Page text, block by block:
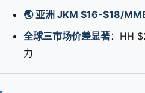
🌏 亚洲 JKM $16-$18/
全球三市场价差显著：HH
力